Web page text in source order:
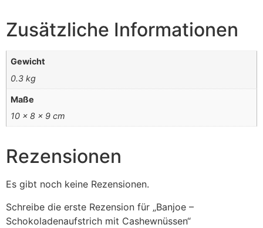
Zusätzliche Informationen
Gewicht
0.3 kg
Maße
10 × 8 × 9 cm
Rezensionen
Es gibt noch keine Rezensionen.
Schreibe die erste Rezension für „Banjoe –
Schokoladenaufstrich mit Cashewnüssen“